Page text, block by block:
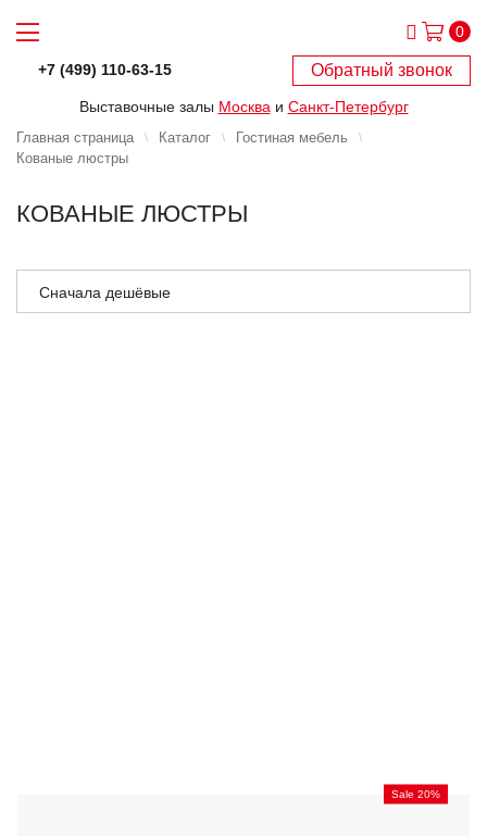
0
+7 (499) 110-63-15 Обратный звонок
Выставочные залы Москва и Санкт-Петербург
Главная страница Каталог
Гостиная мебель
Кованые люстры
КОВАНЫЕ ЛЮСТРЫ
Сначала дешёвые
Sale 20%